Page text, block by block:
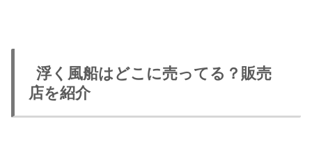
浮く風船はどこに売ってる？販売
店を紹介